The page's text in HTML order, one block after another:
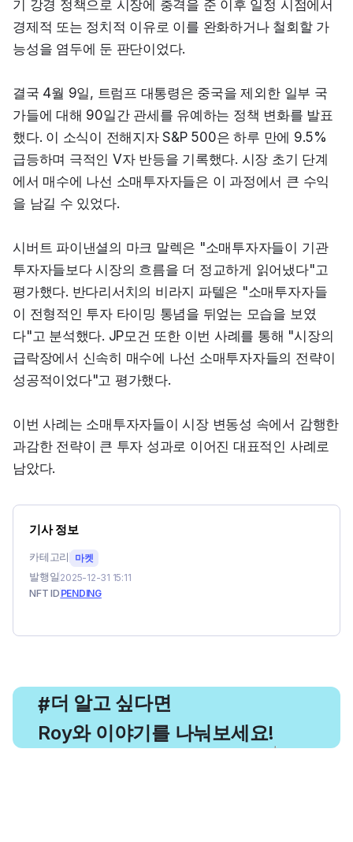
기 강경 정책으로 시장에 충격을 준 이후 일정 시점에서
경제적 또는 정치적 이유로 이를 완화하거나 철회할 가
능성을 염두에 둔 판단이었다.
결국 4월 9일, 트럼프 대통령은 중국을 제외한 일부 국
가들에 대해 90일간 관세를 유예하는 정책 변화를 발표
했다. 이 소식이 전해지자 S&P 500은 하루 만에 9.5%
급등하며 극적인 V자 반등을 기록했다. 시장 초기 단계
에서 매수에 나선 소매투자자들은 이 과정에서 큰 수익
을 남길 수 있었다.
시버트 파이낸셜의 마크 말렉은 "소매투자자들이 기관
투자자들보다 시장의 흐름을 더 정교하게 읽어냈다"고
평가했다. 반다리서치의 비라지 파텔은 "소매투자자들
이 전형적인 투자 타이밍 통념을 뒤엎는 모습을 보였
다"고 분석했다. JP모건 또한 이번 사례를 통해 "시장의
급락장에서 신속히 매수에 나선 소매투자자들의 전략이
성공적이었다"고 평가했다.
이번 사례는 소매투자자들이 시장 변동성 속에서 감행한
과감한 전략이 큰 투자 성과로 이어진 대표적인 사례로
남았다.
기사 정보
카테고리 마켓
발행일 2025-12-31 15:11
NFT ID PENDING
#
, 더 알고 싶다면
Roy와 이야기를 나눠보세요!